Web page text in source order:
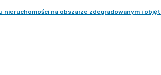
nieruchomości na obszarze zdegradowanym i